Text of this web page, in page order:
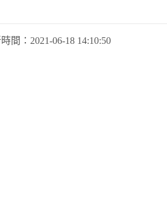
間： 2021-06-18 14:10:50